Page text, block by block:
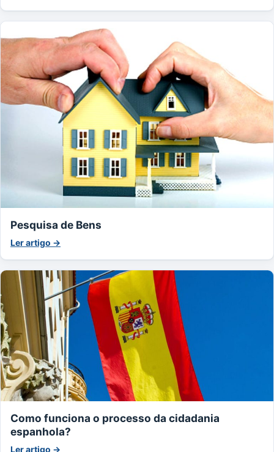
Pesquisa de Bens
Ler artigo →
Como funciona o processo da cidadania
espanhola?
Ler artigo →